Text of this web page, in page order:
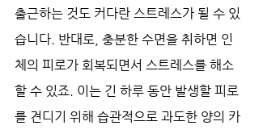
출근하는 것도 커다란 스트레스가 될 수 있
습니다. 반대로, 충분한 수면을 취하면 인
체의 피로가 회복되면서 스트레스를 해소
할 수 있죠. 이는 긴 하루 동안 발생할 피로
를 견디기 위해 습관적으로 과도한 양의 카